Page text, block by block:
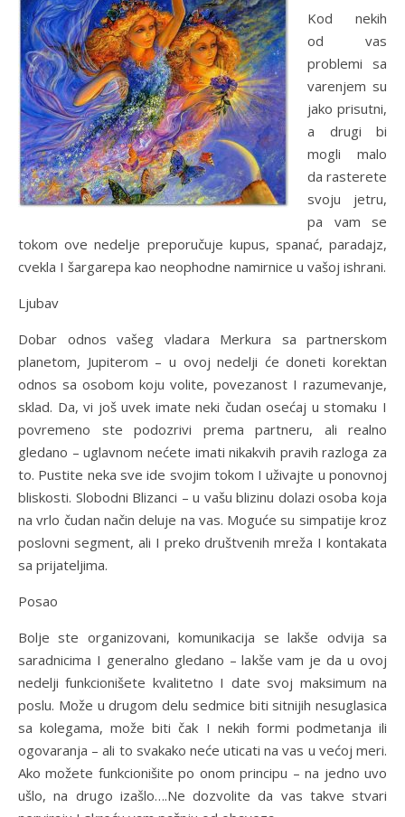
Kod nekih
od vas
problemi sa
varenjem su
jako prisutni,
a drugi bi
mogli malo
da rasterete
svoju jetru,
pa vam se
tokom ove nedelje preporučuje kupus, spanać, paradajz,
cvekla I šargarepa kao neophodne namirnice u vašoj ishrani.
Ljubav
Dobar odnos vašeg vladara Merkura sa partnerskom
planetom, Jupiterom – u ovoj nedelji će doneti korektan
odnos sa osobom koju volite, povezanost I razumevanje,
sklad. Da, vi još uvek imate neki čudan osećaj u stomaku I
povremeno ste podozrivi prema partneru, ali realno
gledano – uglavnom nećete imati nikakvih pravih razloga za
to. Pustite neka sve ide svojim tokom I uživajte u ponovnoj
bliskosti. Slobodni Blizanci – u vašu blizinu dolazi osoba koja
na vrlo čudan način deluje na vas. Moguće su simpatije kroz
poslovni segment, ali I preko društvenih mreža I kontakata
sa prijateljima.
Posao
Bolje ste organizovani, komunikacija se lakše odvija sa
saradnicima I generalno gledano – lakše vam je da u ovoj
nedelji funkcionišete kvalitetno I date svoj maksimum na
poslu. Može u drugom delu sedmice biti sitnijih nesuglasica
sa kolegama, može biti čak I nekih formi podmetanja ili
ogovaranja – ali to svakako neće uticati na vas u većoj meri.
Ako možete funkcionišite po onom principu – na jedno uvo
ušlo, na drugo izašlo….Ne dozvolite da vas takve stvari